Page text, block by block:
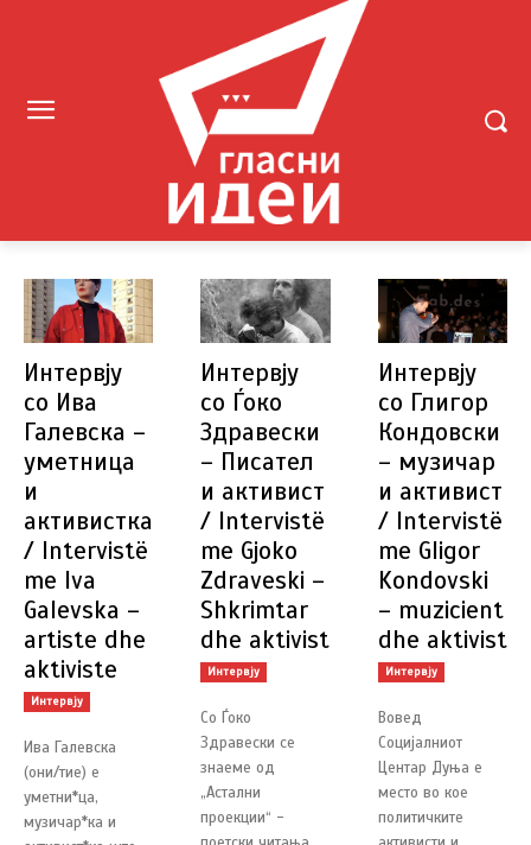
Интервју
со Ива
Галевска –
уметница
и
активистка
/ Intervistë
me Iva
Galevska –
artiste dhe
aktiviste
Интервју
Ива Галевска
(они/тие) е
уметни*ца,
музичар*ка и
Интервју
со Ѓоко
Здравески
– Писател
и активист
/ Intervistë
me Gjoko
Zdraveski –
Shkrimtar
dhe aktivist
Интервју
Со Ѓоко
Здравески се
знаеме од
„Астални
проекции“ -
Интервју
со Глигор
Кондовски
– музичар
и активист
/ Intervistë
me Gligor
Kondovski
– muzicient
dhe aktivist
Интервју
Вовед
Социјалниот
Центар Дуња е
место во кое
политичките